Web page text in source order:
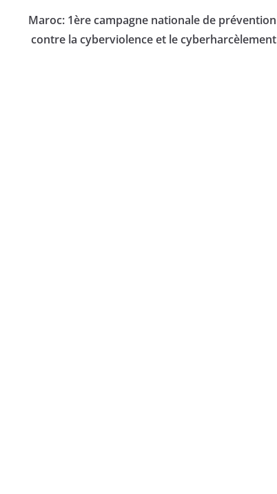
Maroc: 1ère campagne nationale de prévention
contre la cyberviolence et le cyberharcèlement